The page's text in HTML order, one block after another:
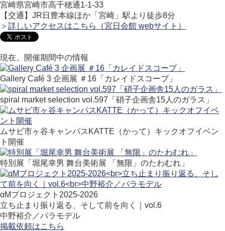
宮崎県宮崎市高千穂通1-1-33
【交通】JR日豊本線ほか「宮崎」駅より徒歩8分
＞ 詳しいアクセスはこちら（宮日会館 webサイト）
現在、開催期間中の情報
Gallery Café 3 企画展 ＃16「カレイドスコープ」
spiral market selection vol.597「硝子企画舎15人のガラス」
ムサビ市ヶ谷キャンパスKATTE（かって）キックオフイベン
ト開催
特別展「堀尾幸男 舞台美術展 「無限」のたわむれ」
αMプロジェクト2025-2026
立ち止まり振り返る、そして前を向く｜vol.6
中野裕介／パラモデル
掲載依頼はこちら